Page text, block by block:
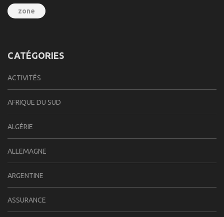
zone
CATÉGORIES
ACTIVITÉS
AFRIQUE DU SUD
ALGÉRIE
ALLEMAGNE
ARGENTINE
ASSURANCE